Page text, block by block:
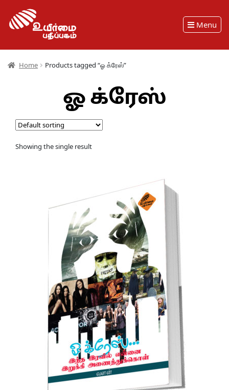
Menu
Home Products tagged “ஓ க்ரேஸ்”
ஓ க்ரேஸ்
Showing the single result